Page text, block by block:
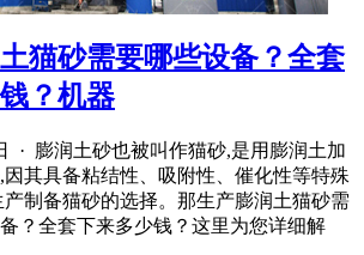
猫砂需要哪些设备？全套
？机器
· 膨润土砂也被叫作猫砂,是用膨润土加
其具备粘结性、吸附性、催化性等特殊
制备猫砂的选择。那生产膨润土猫砂需
？全套下来多少钱？这里为您详细解